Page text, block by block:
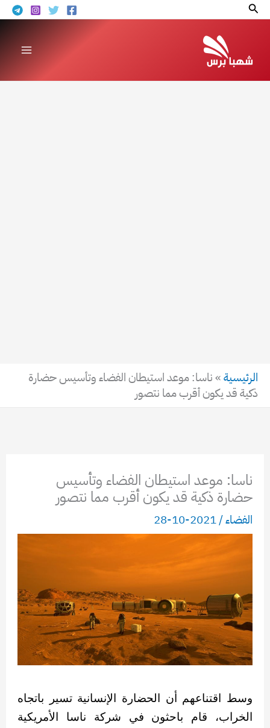
تخطيالبحث
الرئيسية»ناسا: موعد استيطان الفضاء وتأسيس حضارة
ذكية قد يكون أقرب مما نتصور
ناسا: موعد استيطان الفضاء وتأسيس
حضارة ذكية قد يكون أقرب مما نتصور
الفضاء/
2021-10-28
وسط اقتناعهم أن الحضارة الإنسانية تسير باتجاه
الخراب، قام باحثون في شركة ناسا الأمريكية